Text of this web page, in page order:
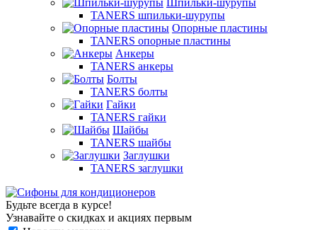
Шпильки-шурупы
TANERS шпильки-шурупы
Опорные пластины
TANERS опорные пластины
Анкеры
TANERS анкеры
Болты
TANERS болты
Гайки
TANERS гайки
Шайбы
TANERS шайбы
Заглушки
TANERS заглушки
Будьте всегда в курсе!
Узнавайте о скидках и акциях первым